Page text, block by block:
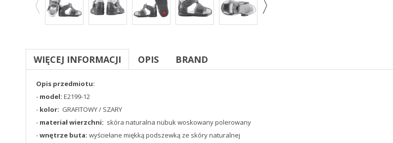
WIĘCEJ INFORMACJI OPIS BRAND
Opis przedmiotu:
- model: E2199-12
- kolor: GRAFITOWY / SZARY
- materiał wierzchni: skóra naturalna nubuk woskowany polerowany
-wnętrze buta: wyściełane miękką podszewką ze skóry naturalnej